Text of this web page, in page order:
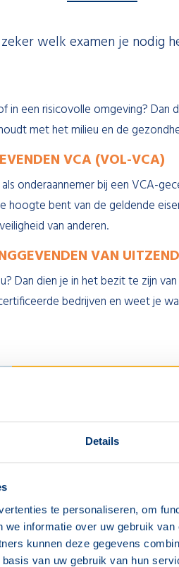
Details
te personaliseren, om
informatie over uw gebruik
kunnen deze gegevens
van uw gebruik van hun
welk examen je nodig
een risicovolle omgeving?
met het milieu en de
VCA (VOL-VCA)
onderaannemer bij een VCA-
bent van de geldende
van anderen.
VAN
Dan dien je in het bezit te zijn
bedrijven en weet je
VCA
DEVENTER
Woon je in Deventer of
Al onze examenlocaties zijn
parkeergelegenheid.